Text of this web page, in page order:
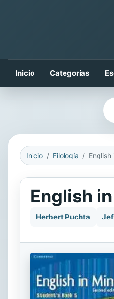
Inicio Categorías
Inicio Filología
English
Herbert Puchta